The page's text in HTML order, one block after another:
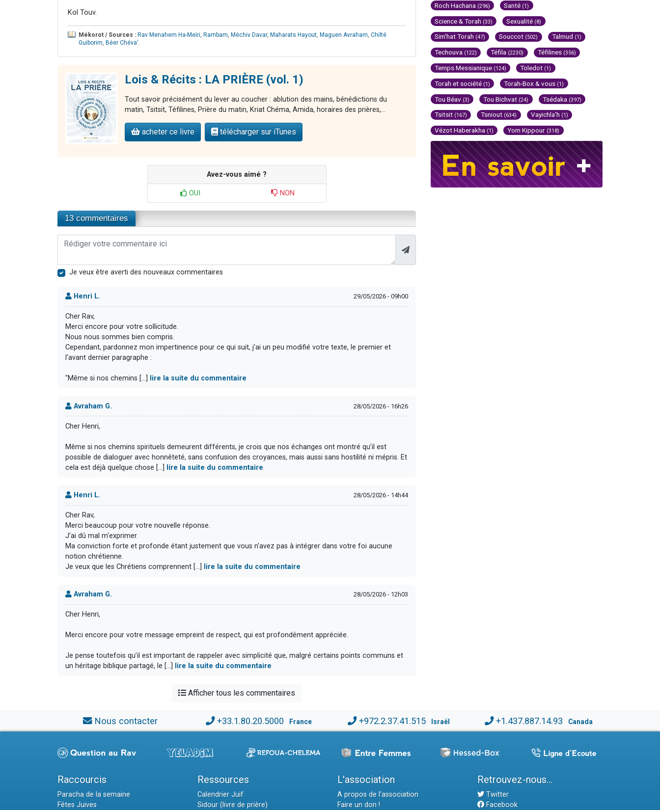
Kol Touv.
Mékorot / Sources : Rav Menahem Ha-Meïri Rambam Méchiv Davar, Maharats Hayout Maguen Avraham Chilté
Guiborim Béer Chéva'
Lois & Récits : LA PRIÈRE (vol. 1)
Tout savoir précisément du lever au coucher : ablution des mains, bénédictions du
matin, Tsitsit, Téfilines, Prière du matin, Kriat Chéma, Amida, horaires des prières,...
acheter ce livre télécharger sur iTunes
Avez-vous aimé ?
OUI NON
13 commentaires
Je veux être averti des nouveaux commentaires
Henri L. 29/05/2026 - 09h00
Cher Rav,
Merci encore pour votre sollicitude.
Nous nous sommes bien compris.
Cependant, pardonnez mon impertinence pour ce qui suit, j'ai un peu modifié votre texte, le premier et
l'avant dernier paragraphe :
"Même si nos chemins [...] lire la suite du commentaire
Avraham G. 28/05/2026 - 16h26
Cher Henri,
Même si nos chemins spirituels demeurent différents, je crois que nos échanges ont montré qu’il est
possible de dialoguer avec honnêteté, sans confusion des croyances, mais aussi sans hostilité ni mépris. Et
cela est déjà quelque chose [...]
lire la suite du commentaire
Henri L. 28/05/2026 - 14h44
Cher Rav,
Merci beaucoup pour votre nouvelle réponse.
J'ai dû mal m'exprimer.
Ma conviction forte et profonde étant justement que vous n'avez pas à intégrer dans votre foi aucune
notion chrétienne.
Je veux que les Chrétiens comprennent [...]
lire la suite du commentaire
Avraham G. 28/05/2026 - 12h03
Cher Henri,
Merci encore pour votre message empreint de respect, qui est profondément appréciée.
Je pense toutefois qu’il est important de rappeler avec simplicité que, malgré certains points communs et
un héritage biblique partagé, le [...] lire la suite du commentaire
Afficher tous les commentaires
Roch Hachana (296) Santé (1)
Science & Torah (33) Sexualité (8)
Sim'hat Torah (47) Souccot (502) Talmud (1)
Techouva (122) Téfila (2230) Téfilines (356)
Temps Messianique (124) Toledot (1)
Torah et société (1) Torah-Box & vous (1)
Tou Béav (3) Tou Bichvat (24) Tsédaka (397)
Tsitsit (167) Tsniout (634) Vayichla'h (1)
Vézot Haberakha (1) Yom Kippour (318)
Nous contacter +33.1.80.20.5000 France +972.2.37.41.515 Israël +1.437.887.14.93 Canada
Raccourcis
Paracha de la semaine
Fêtes Juives
Ressources
Calendrier Juif
Sidour (livre de prière)
L'association
A propos de l'association
Faire un don !
Retrouvez-nous...
Twitter
Facebook